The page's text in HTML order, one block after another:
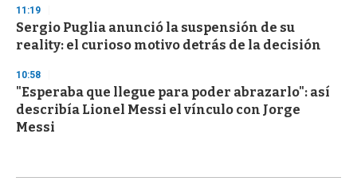
11:19
Sergio Puglia anunció la suspensión de su
reality: el curioso motivo detrás de la decisión
10:58
"Esperaba que llegue para poder abrazarlo": así
describía Lionel Messi el vínculo con Jorge
Messi